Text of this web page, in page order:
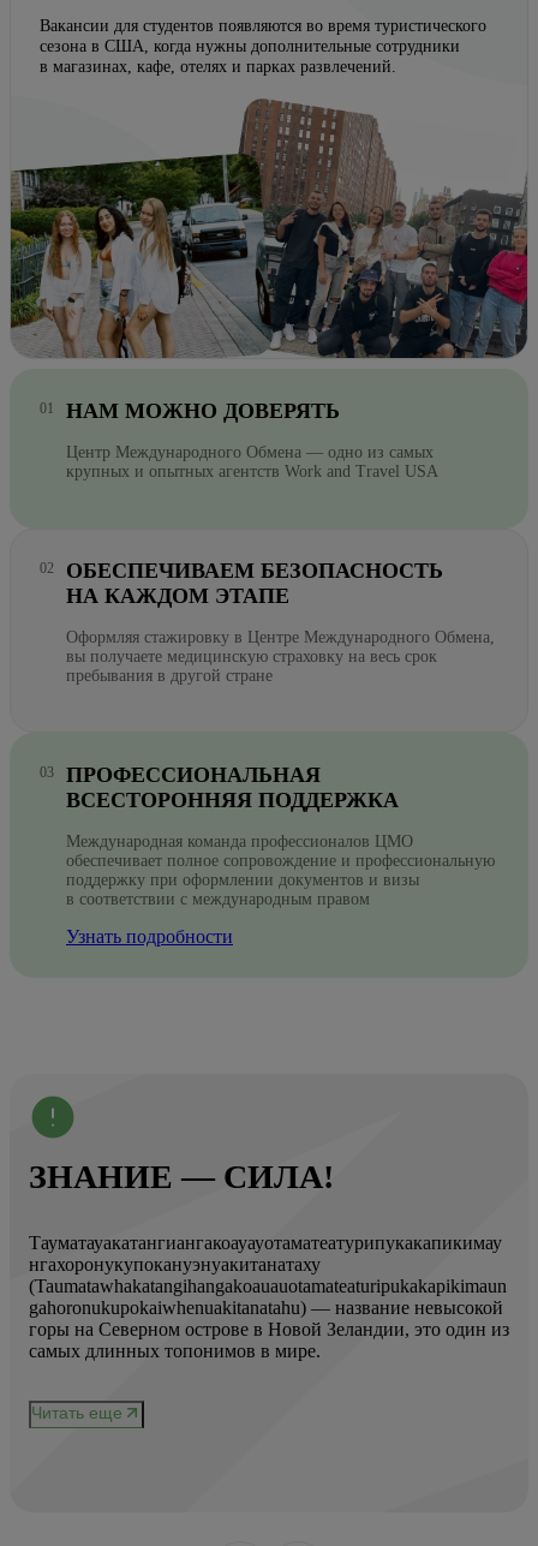
Вакансии для студентов появляются во время туристического
сезона в США, когда нужны дополнительные сотрудники
в магазинах, кафе, отелях и парках развлечений.
НАМ МОЖНО ДОВЕРЯТЬ
Центр Международного Обмена — одно из самых
крупных и опытных агентств Work and Travel USA
ОБЕСПЕЧИВАЕМ БЕЗОПАСНОСТЬ
НА КАЖДОМ ЭТАПЕ
Оформляя стажировку в Центре Международного Обмена,
вы получаете медицинскую страховку на весь срок
пребывания в другой стране
ПРОФЕССИОНАЛЬНАЯ
ВСЕСТОРОННЯЯ ПОДДЕРЖКА
Международная команда профессионалов ЦМО
обеспечивает полное сопровождение и профессиональную
поддержку при оформлении документов и визы
в соответствии с международным правом
Узнать подробности
ЗНАНИЕ — СИЛА!
Тауматауакатангиангакоауауотаматеатурипукакапикимау
нгахоронукупокануэнуакитанатаху
(Taumatawhakatangihangakoauauotamateaturipukakapikimaun
gahoronukupokaiwhenuakitanatahu) — название невысокой
горы на Северном острове в Новой Зеландии, это один из
самых длинных топонимов в мире.
Читать еще